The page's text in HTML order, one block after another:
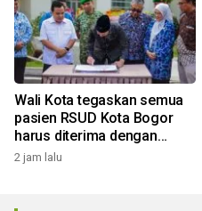
Wali Kota tegaskan semua
pasien RSUD Kota Bogor
harus diterima dengan
profesional
2 jam lalu